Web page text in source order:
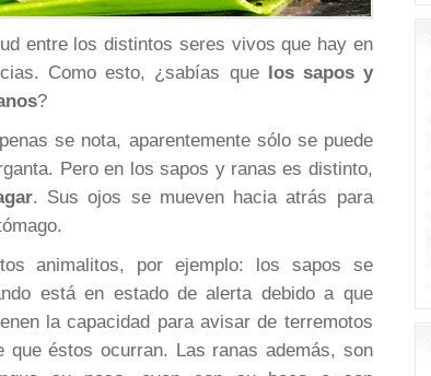
entre los distintos seres vivos que hay en
Como esto, ¿sabías que los sapos y
?
se nota, aparentemente sólo se puede
Pero en los sapos y ranas es distinto,
. Sus ojos se mueven hacia atrás para
animalitos, por ejemplo: los sapos se
está en estado de alerta debido a que
la capacidad para avisar de terremotos
que éstos ocurran. Las ranas además, son